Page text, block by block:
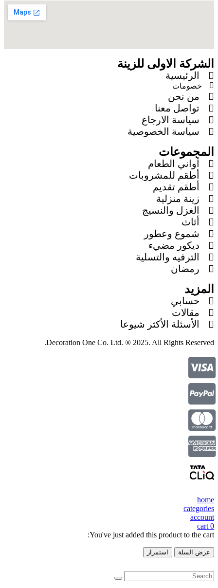
الشركة الاولى للزينة
الرئيسية
خصومات
من نحن
تواصل معنا
سياسة الارجاع
سياسة الخصوصية
المجموعات
أواني الطعام
أطقم للمشروبات
أطقم تقديم
زينة منزلية
الغزل والنسيج
أثاث
شموع وعطور
ديكور مضيء
الترفيه والتسلية
رمضان
المزيد
حسابي
مقالات
الأسئلة الأكثر شيوعا
Decoration One Co. Ltd. ® 2025. All Rights Reserved.
home
categories
account
0
cart
You've just added this product to the cart:
عرض السلة استمرار